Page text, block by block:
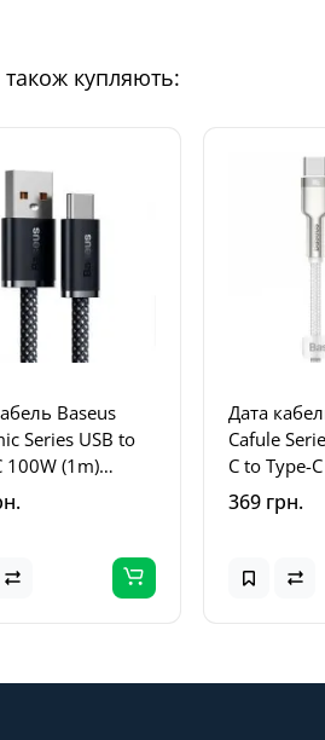
купляють:
Baseus
Series USB to
100W (1m)
Slate Gray
Дата
Cafule
C to Type-
(CATJK-C)
369 грн.